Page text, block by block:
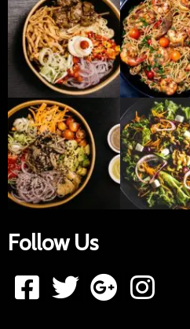
Follow Us